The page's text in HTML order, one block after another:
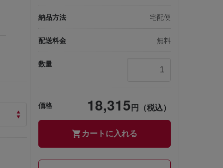
納品方法 宅配便
配送料金 無料
数量
価格 18,315円（税込）
カートに入れる